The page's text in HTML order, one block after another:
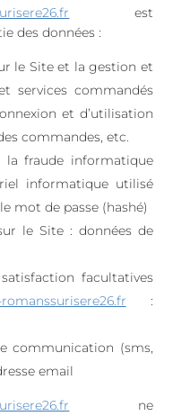
est
des données :
le Site et la gestion et
services commandés
et d’utilisation
commandes, etc.
fraude informatique
informatique utilisé
mot de passe (hashé)
le Site : données de
facultatives
:
communication (sms,
email
ne